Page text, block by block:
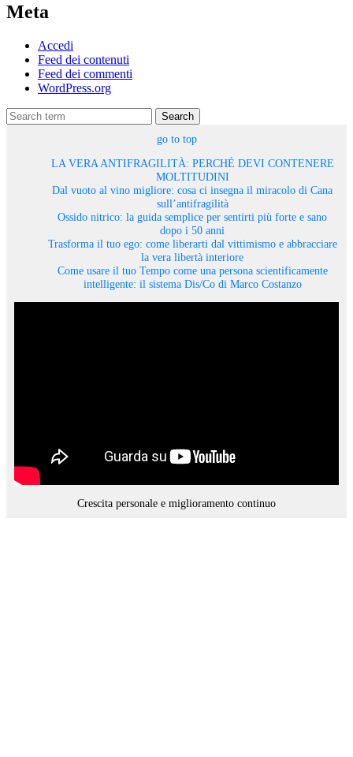
Meta
Accedi
Feed dei contenuti
Feed dei commenti
WordPress.org
Search
go to top
LA VERA ANTIFRAGILITÀ: PERCHÉ DEVI CONTENERE
MOLTITUDINI
Dal vuoto al vino migliore: cosa ci insegna il miracolo di Cana
sull’antifragilità
Ossido nitrico: la guida semplice per sentirti più forte e sano
dopo i 50 anni
Trasforma il tuo ego: come liberarti dal vittimismo e abbracciare
la vera libertà interiore
Come usare il tuo Tempo come una persona scientificamente
intelligente: il sistema Dis/Co di Marco Costanzo
Crescita personale e miglioramento continuo